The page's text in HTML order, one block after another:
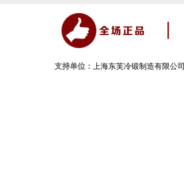
支持单位： 上海东芙冷锻制造有限公司